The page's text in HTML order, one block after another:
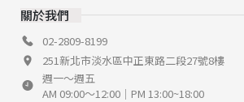
關於我們
02-2809-8199
251新北市淡水區中正東路二段27號8樓
週一～週五
AM 09:00～12:00｜PM 13:00~18:00